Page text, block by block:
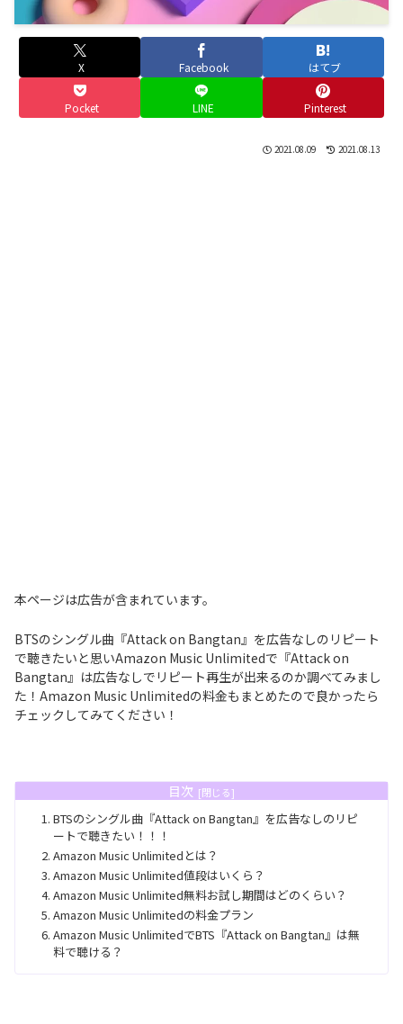
X Facebook はてブ
Pocket LINE Pinterest
2021.08.09 2021.08.13
本ページは広告が含まれています。
BTSのシングル曲『Attack on Bangtan』を広告なしのリピート
で聴きたいと思いAmazon Music Unlimitedで『Attack on
Bangtan』は広告なしでリピート再生が出来るのか調べてみまし
た！Amazon Music Unlimitedの料金もまとめたので良かったら
チェックしてみてください！
目次
BTSのシングル曲『Attack on Bangtan』を広告なしのリピ
ートで聴きたい！！！
Amazon Music Unlimitedとは？
Amazon Music Unlimited値段はいくら？
Amazon Music Unlimited無料お試し期間はどのくらい？
Amazon Music Unlimitedの料金プラン
Amazon Music UnlimitedでBTS『Attack on Bangtan』は無
料で聴ける？